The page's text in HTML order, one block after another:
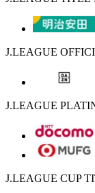
J.LEAGUE
J.LEAGUE
J.LEAGUE CUP